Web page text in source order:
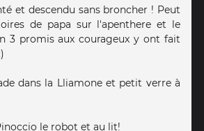
et descendu sans broncher ! Peut
de papa sur l'apenthere et le
3 promis aux courageux y ont fait
dans la Lliamone et petit verre à
le robot et au lit!